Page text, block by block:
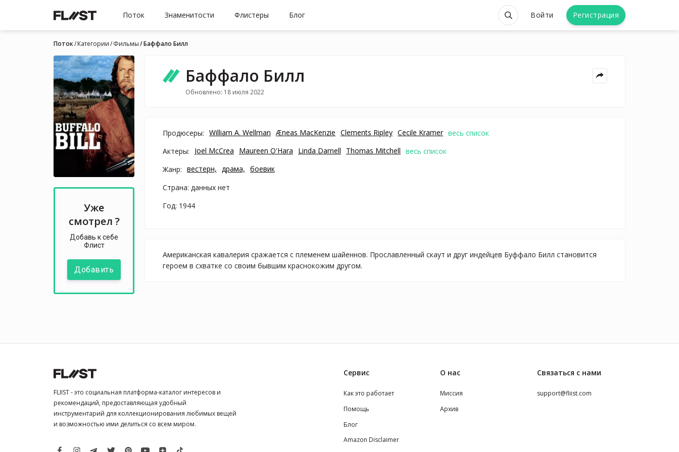
Поток Знаменитости Флистеры Блог Войти Регистрация
Поток Категории Фильмы Баффало Билл
Уже
смотрел ?
Добавь к себе
Флист
Добавить
Баффало Билл
Обновлено: 18 июля 2022
Продюсеры: William A. Wellman Æneas MacKenzie Clements Ripley Cecile Kramer весь список
Актеры:
Joel McCrea Maureen O'Hara Linda Darnell Thomas Mitchell весь список
Жанр: вестерн, драма, боевик
Страна: данных нет
Год: 1944
Американская кавалерия сражается с племенем шайеннов. Прославленный скаут и друг индейцев Буффало Билл становится
героем в схватке со своим бывшим краснокожим другом.
FLIIST - это социальная платформа-каталог интересов и
рекомендаций, предоставляющая удобный
инструментарий для коллекционирования любимых вещей
и возможностью ими делиться со всем миром.
Сервис
Как это работает
Помощь
Блог
Amazon Disclaimer
О нас
Миссия
Архив
Связаться с нами
support@fliist.com